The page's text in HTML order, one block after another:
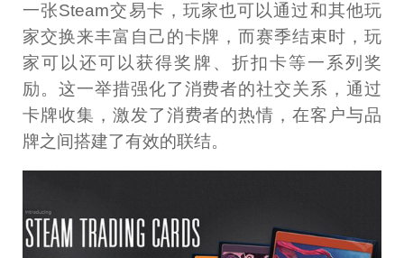
一张Steam交易卡，玩家也可以通过和其他玩
家交换来丰富自己的卡牌，而赛季结束时，玩
家可以还可以获得奖牌、折扣卡等一系列奖
励。这一举措强化了消费者的社交关系，通过
卡牌收集，激发了消费者的热情，在客户与品
牌之间搭建了有效的联结。